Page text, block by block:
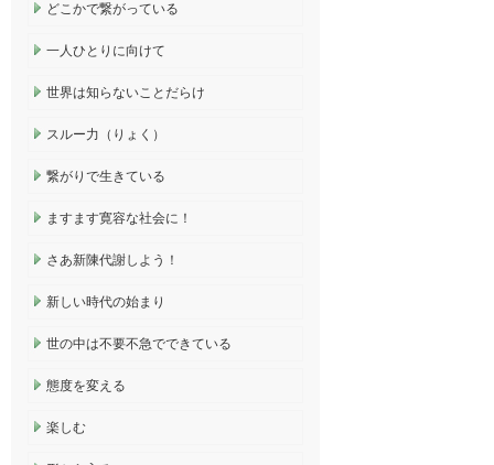
どこかで繋がっている
一人ひとりに向けて
世界は知らないことだらけ
スルー力（りょく）
繋がりで生きている
ますます寛容な社会に！
さあ新陳代謝しよう！
新しい時代の始まり
世の中は不要不急でできている
態度を変える
楽しむ